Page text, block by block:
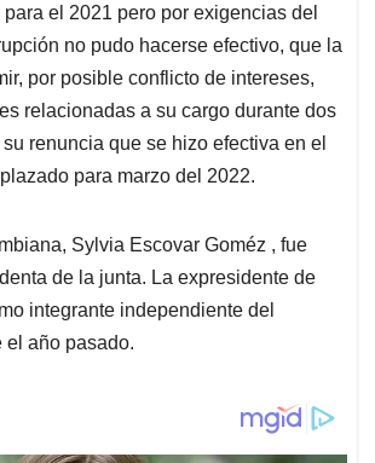
el 2021 pero por exigencias del
no pudo hacerse efectivo, que la
por posible conflicto de intereses,
relacionadas a su cargo durante dos
renuncia que se hizo efectiva en el
para marzo del 2022.
Sylvia Escovar Goméz , fue
de la junta. La expresidente de
integrante independiente del
el año pasado.